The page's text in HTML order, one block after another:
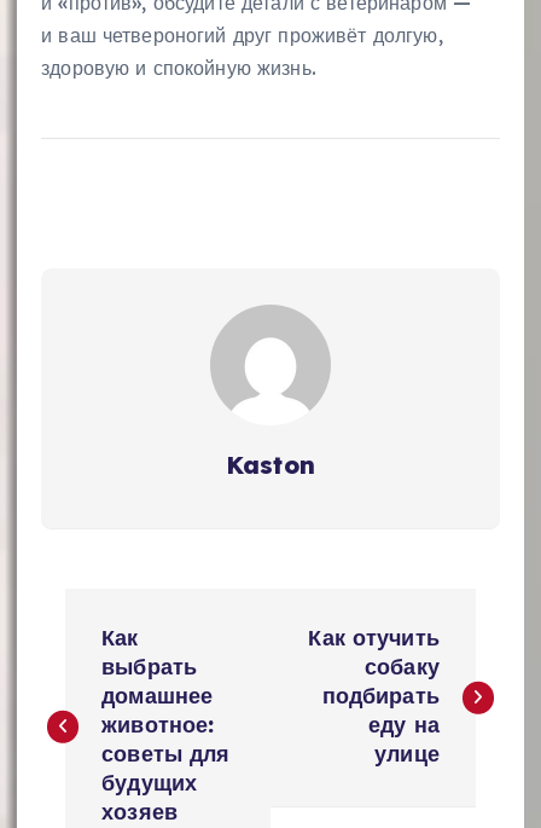
и ваш четвероногий друг проживёт долгую,
здоровую и спокойную жизнь.
Kaston
в
и
Как
выбрать
домашнее
животное:
советы для
будущих
хозяев
Как отучить
собаку
подбирать
еду на
улице